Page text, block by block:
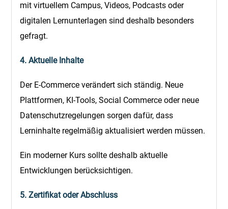
mit virtuellem Campus, Videos, Podcasts oder
digitalen Lernunterlagen sind deshalb besonders
gefragt.
4. Aktuelle Inhalte
Der E-Commerce verändert sich ständig. Neue
Plattformen, KI-Tools, Social Commerce oder neue
Datenschutzregelungen sorgen dafür, dass
Lerninhalte regelmäßig aktualisiert werden müssen.
Ein moderner Kurs sollte deshalb aktuelle
Entwicklungen berücksichtigen.
5. Zertifikat oder Abschluss